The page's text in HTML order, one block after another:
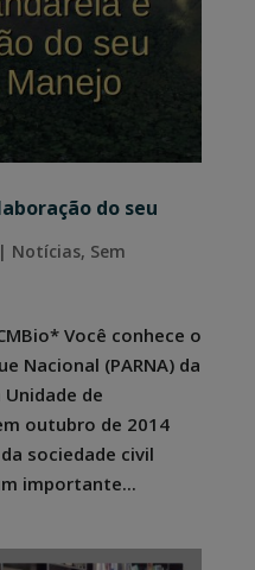
do seu
Notícias, Sem
Você conhece o
Nacional (PARNA) da
de
outubro de 2014
sociedade civil
importante...